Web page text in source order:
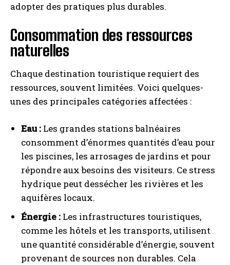
adopter des pratiques plus durables.
Consommation des ressources
naturelles
Chaque destination touristique requiert des
ressources, souvent limitées. Voici quelques-
unes des principales catégories affectées :
Eau : Les grandes stations balnéaires
consomment d’énormes quantités d’eau pour
les piscines, les arrosages de jardins et pour
répondre aux besoins des visiteurs. Ce stress
hydrique peut dessécher les rivières et les
aquifères locaux.
Énergie : Les infrastructures touristiques,
comme les hôtels et les transports, utilisent
une quantité considérable d’énergie, souvent
provenant de sources non durables. Cela